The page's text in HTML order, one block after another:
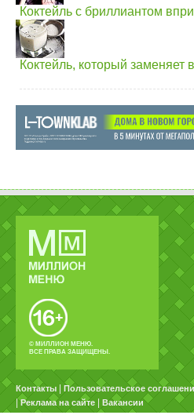
Коктейль с бриллиантом
Коктейль, который заменяет
© МИЛЛИОН МЕНЮ.
ВСЕ ПРАВА ЗАЩИЩЕНЫ.
Контакты Пользовательское
|Реклама на сайте Вакансии